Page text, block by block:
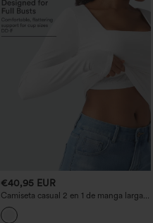
€40,95 EUR
Camiseta casual 2 en 1 de manga larga
con escote cuadrado, efecto push-up y
fruncidos - copas D/DD/DDD/F